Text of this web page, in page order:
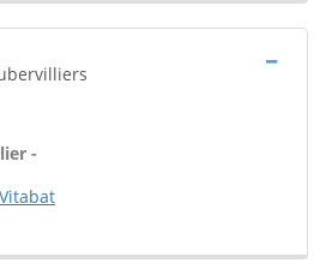
-
Vitabat